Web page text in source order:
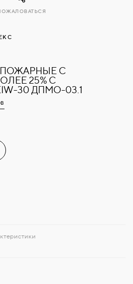
С
25% С
30 ДПМО-03.1